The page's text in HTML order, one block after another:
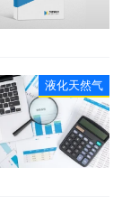
液化天然气